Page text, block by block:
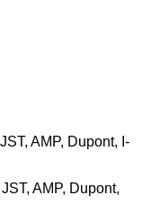
AMP, Dupont, I-
AMP, Dupont,